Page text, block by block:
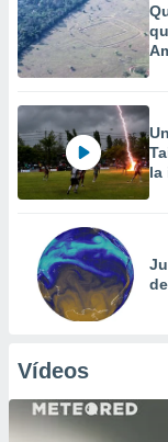
la
Vídeos